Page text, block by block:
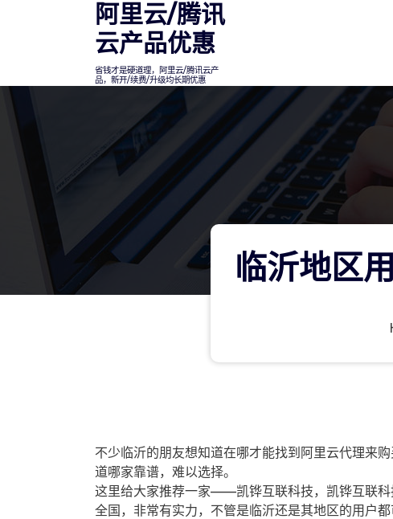
阿里云/腾讯
云产品优惠
省钱才是硬道理，阿里云/腾讯云产
品，新开/续费/升级均长期优惠
临沂地区
不少临沂的朋友想知道在哪才能找到阿里云代理来
道哪家靠谱，难以选择。
这里给大家推荐一家——凯铧互联科技，凯铧互联
全国，非常有实力，不管是临沂还是其地区的用户都